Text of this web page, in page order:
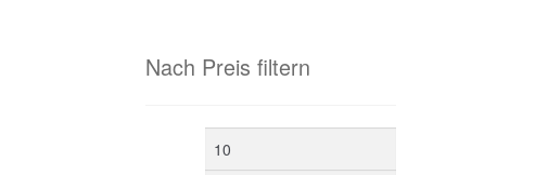
Nach Preis filtern
Min.